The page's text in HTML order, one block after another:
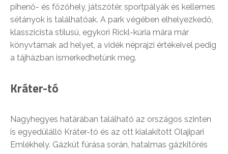
pihenő- és főzőhely, játszótér, sportpályák és kellemes
sétányok is találhatóak. A park végében elhelyezkedő,
klasszicista stílusú, egykori Rickl-kúria mára már
könyvtárnak ad helyet, a vidék néprajzi értékeivel pedig
a tájházban ismerkedhetünk meg.
Kráter-tó
Nagyhegyes határában található az országos szinten
is egyedülálló Kráter-tó és az ott kialakított Olajipari
Emlékhely. Gázkút fúrása során, hatalmas gázkitörés